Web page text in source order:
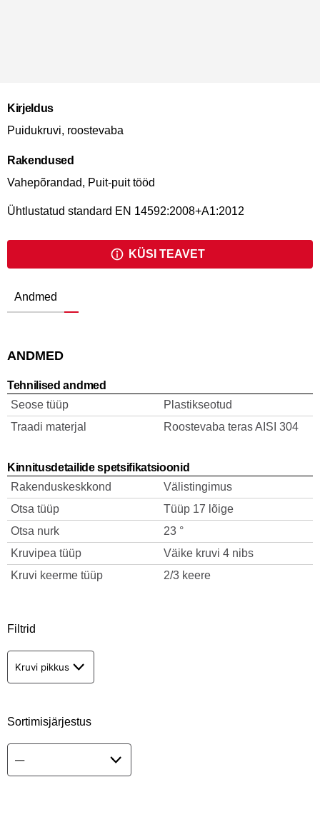
Kirjeldus
Puidukruvi, roostevaba
Rakendused
Vahepõrandad, Puit-puit tööd
Ühtlustatud standard EN 14592:2008+A1:2012
KÜSI TEAVET
Andmed
ANDMED
Tehnilised andmed
Seose tüüp
Plastikseotud
Traadi materjal
Roostevaba teras AISI 304
Kinnitusdetailide spetsifikatsioonid
Rakenduskeskkond
Välistingimus
Otsa tüüp
Tüüp 17 lõige
Otsa nurk
23 °
Kruvipea tüüp
Väike kruvi 4 nibs
Kruvi keerme tüüp
2/3 keere
Filtrid
Kruvi pikkus
Sortimisjärjestus